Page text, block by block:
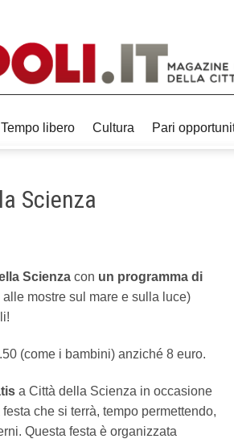
Tempo libero Cultura Pari
Scienza
Scienza con un programma di
mostre sul mare e sulla luce)
(come i bambini) anziché 8 euro.
a Città della Scienza in occasione
che si terrà, tempo permettendo,
Questa festa è organizzata